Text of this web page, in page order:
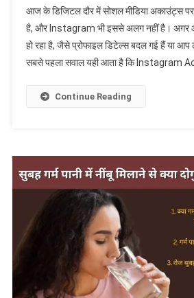
आज के डिजिटल दौर में सोशल मीडिया अकाउंट्स
है, और Instagram भी इससे अलग नहीं है। अगर
हो रहा है, जैसे प्रोफाइल डिटेल्स बदल गई हैं या आप
सबसे पहला सवाल यही आता है कि Instagram
Continue Reading